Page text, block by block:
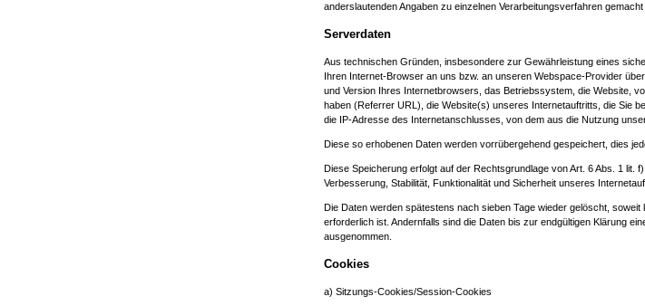
anderslautenden Angaben zu einzelnen Verarbeitungsverfahren gemacht
Serverdaten
Aus technischen Gründen, insbesondere zur Gewährleistung eines
Ihren Internet-Browser an uns bzw. an unseren Webspace-Provider
und Version Ihres Internetbrowsers, das Betriebssystem, die Website,
haben (Referrer URL), die Website(s) unseres Internetauftritts, die Sie
die IP-Adresse des Internetanschlusses, von dem aus die Nutzung
Diese so erhobenen Daten werden vorrübergehend gespeichert, dies
Diese Speicherung erfolgt auf der Rechtsgrundlage von Art. 6 Abs. 1 lit.
Verbesserung, Stabilität, Funktionalität und Sicherheit unseres
Die Daten werden spätestens nach sieben Tage wieder gelöscht,
erforderlich ist. Andernfalls sind die Daten bis zur endgültigen Klärung
ausgenommen.
Cookies
a) Sitzungs-Cookies/Session-Cookies